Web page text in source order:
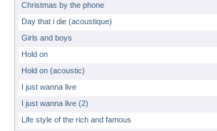
Christmas by the phone
Day that i die (acoustique)
Girls and boys
Hold on
Hold on (acoustic)
I just wanna live
I just wanna live (2)
Life style of the rich and famous